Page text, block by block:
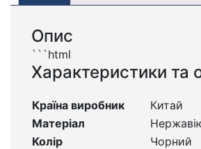
Опис
```html
Характеристики та
Країна виробник
Китай
Матеріал
Колір
Чорний